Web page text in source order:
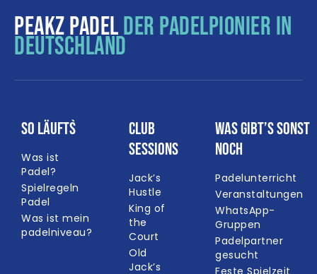
PEAKZ PADELDER PADELPIONIER IN
DEUTSCHLAND
So läuft`s
Was ist
Padel?
Spielregeln
Padel
Was ist mein
padelniveau?
Club
Sessions
Jack’s
Hustle
King of
the
Court
Old
Jack’s
Was gibt’s sonst
noch
Padelunterricht
Veranstaltungen
WhatsApp-
Gruppen
Padelpartner
gesucht